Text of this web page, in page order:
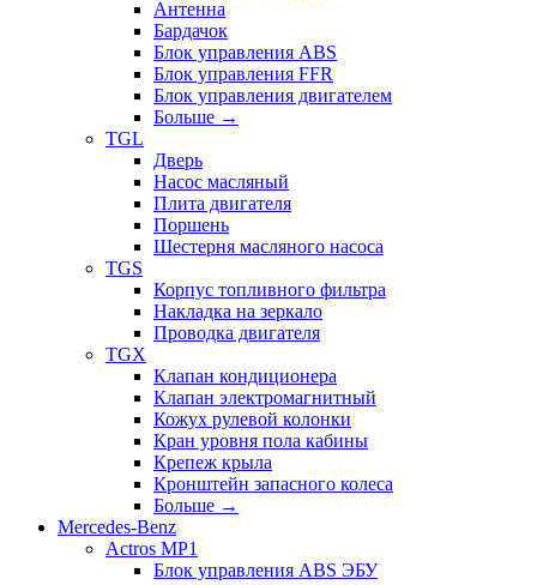
Антенна
Бардачок
Блок управления ABS
Блок управления FFR
Блок управления двигателем
Больше →
TGL
Дверь
Насос масляный
Плита двигателя
Поршень
Шестерня масляного насоса
TGS
Корпус топливного фильтра
Накладка на зеркало
Проводка двигателя
TGX
Клапан кондиционера
Клапан электромагнитный
Кожух рулевой колонки
Кран уровня пола кабины
Крепеж крыла
Кронштейн запасного колеса
Больше →
Mercedes-Benz
Actros MP1
Блок управления ABS ЭБУ